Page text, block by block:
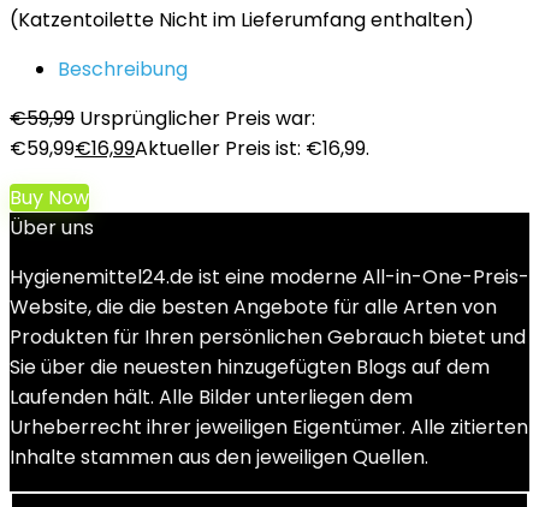
(Katzentoilette Nicht im Lieferumfang enthalten)
Beschreibung
€59,99 Ursprünglicher Preis war:
€59,99€16,99Aktueller Preis ist: €16,99.
Buy Now
Über uns
Hygienemittel24.de ist eine moderne All-in-One-Preis-
Website, die die besten Angebote für alle Arten von
Produkten für Ihren persönlichen Gebrauch bietet und
Sie über die neuesten hinzugefügten Blogs auf dem
Laufenden hält. Alle Bilder unterliegen dem
Urheberrecht ihrer jeweiligen Eigentümer. Alle zitierten
Inhalte stammen aus den jeweiligen Quellen.